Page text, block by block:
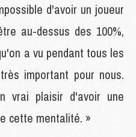
d'avoir un joueur
au-dessus des 100%,
a vu pendant tous les
important pour nous.
vrai plaisir d'avoir une
cette mentalité. »